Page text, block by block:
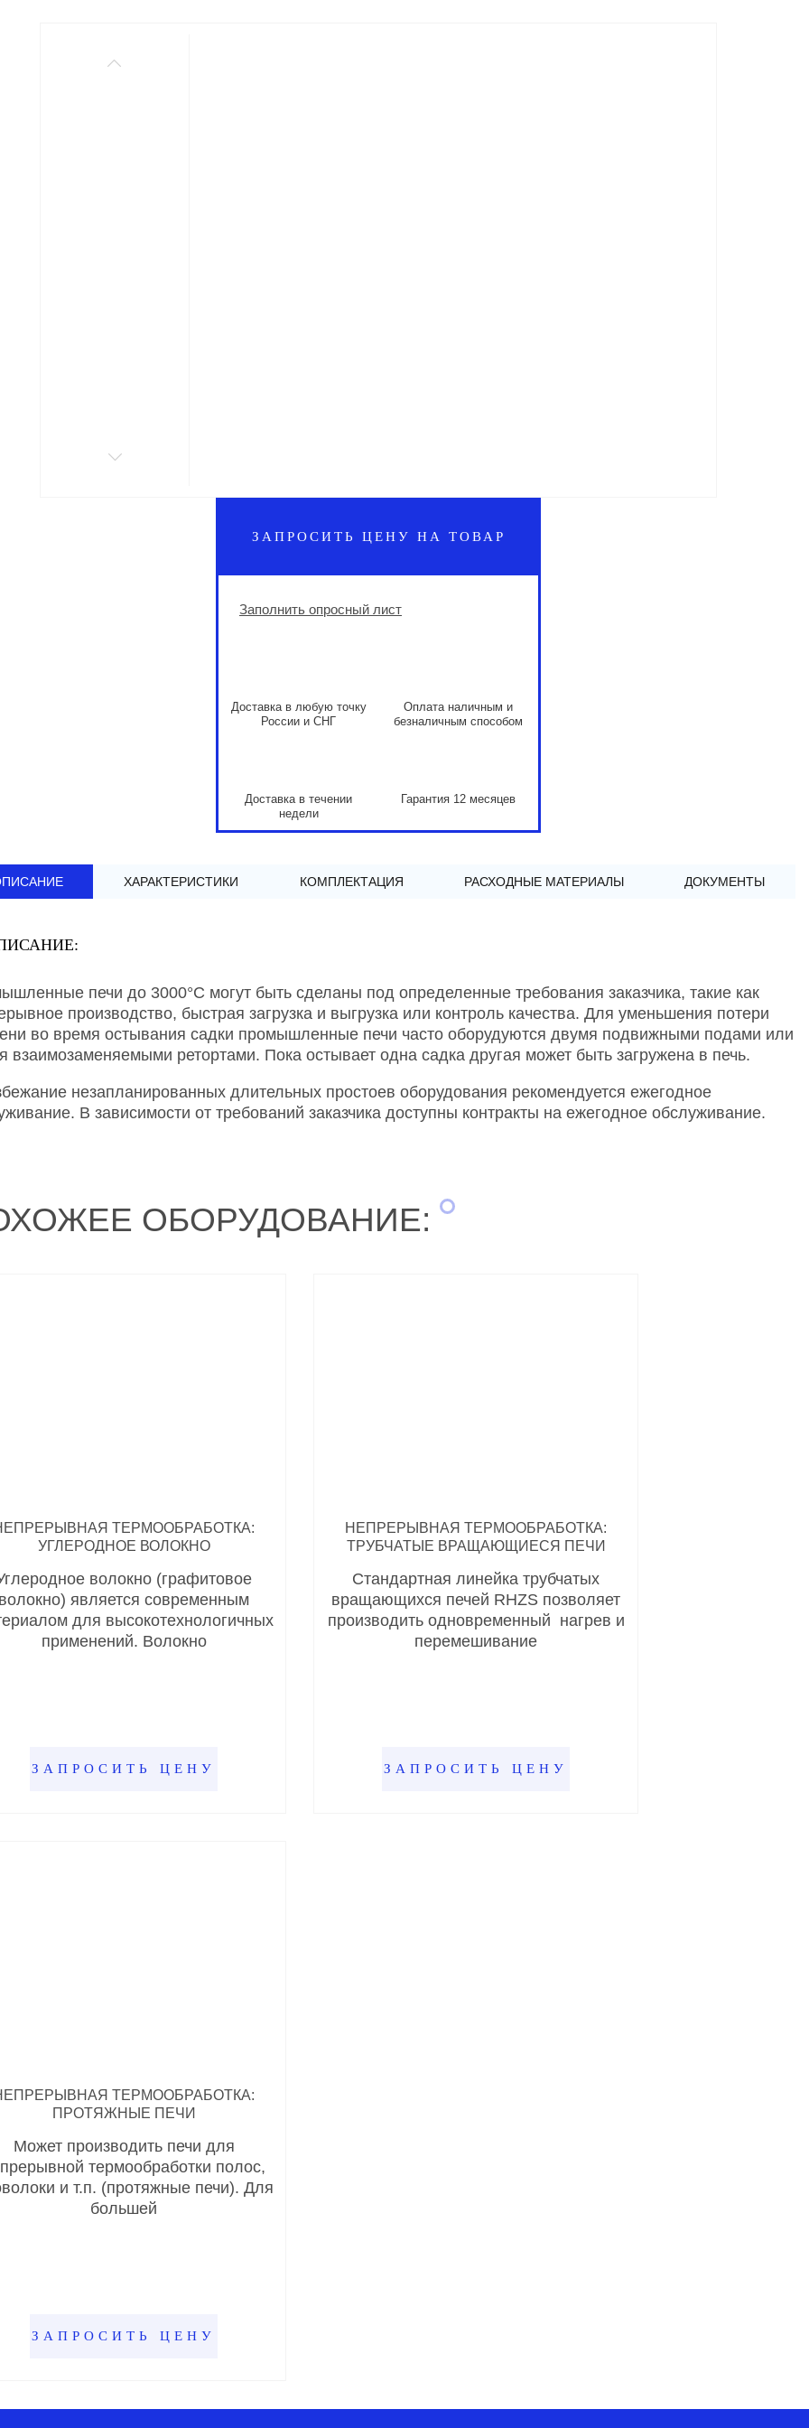
ЗАПРОСИТЬ ЦЕНУ НА ТОВАР
Заполнить опросный лист
Доставка в любую точку
России и СНГ
Оплата наличным и
безналичным способом
Доставка в течении
недели
Гарантия 12 месяцев
ХАРАКТЕРИСТИКИ КОМПЛЕКТАЦИЯ РАСХОДНЫЕ МАТЕРИАЛЫ ДОКУМЕНТЫ
печи до 3000°C могут быть сделаны под определенные требования заказчика, такие как
производство, быстрая загрузка и выгрузка или контроль качества. Для уменьшения потери
во время остывания садки промышленные печи часто оборудуются двумя подвижными подами или
взаимозаменяемыми ретортами. Пока остывает одна садка другая может быть загружена в печь.
незапланированных длительных простоев оборудования рекомендуется ежегодное
В зависимости от требований заказчика доступны контракты на ежегодное обслуживание.
ОБОРУДОВАНИЕ:
ТЕРМООБРАБОТКА:
УГЛЕРОДНОЕ ВОЛОКНО
волокно (графитовое
является современным
для высокотехнологичных
применений. Волокно
ЗАПРОСИТЬ ЦЕНУ
НЕПРЕРЫВНАЯ ТЕРМООБРАБОТКА:
ТРУБЧАТЫЕ ВРАЩАЮЩИЕСЯ ПЕЧИ
Стандартная линейка трубчатых
вращающихся печей RHZS позволяет
производить одновременный нагрев и
перемешивание
ЗАПРОСИТЬ ЦЕНУ
ТЕРМООБРАБОТКА:
ПРОТЯЖНЫЕ ПЕЧИ
Может производить печи для
термообработки полос,
и т.п. (протяжные печи). Для
большей
ЗАПРОСИТЬ ЦЕНУ